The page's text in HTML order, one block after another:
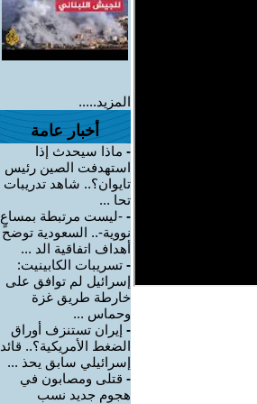
المزيد.....
أخبار عامة
- ماذا سيحدث إذا
استهدفت الصين رئيس
تايوان؟.. شاهد تدريبات
تحا ...
- -ليست مرتبطة بمساعٍ
نووية-.. السعودية توضح
أهداف اتفاقية الد ...
- تسريبات الكابينيت:
إسرائيل لم توافق على
خارطة طريق غزة
وحماس ...
- إيران تستنزف أوراق
الضغط الأمريكية؟.. قائد
إسرائيلي سابق يحذ ...
- قتلى ومصابون في
هجوم جديد نسب